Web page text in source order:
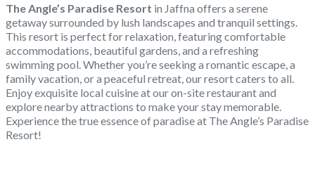
The Angle’s Paradise Resort in Jaffna offers a serene
getaway surrounded by lush landscapes and tranquil settings.
This resort is perfect for relaxation, featuring comfortable
accommodations, beautiful gardens, and a refreshing
swimming pool. Whether you’re seeking a romantic escape, a
family vacation, or a peaceful retreat, our resort caters to all.
Enjoy exquisite local cuisine at our on-site restaurant and
explore nearby attractions to make your stay memorable.
Experience the true essence of paradise at The Angle’s Paradise
Resort!